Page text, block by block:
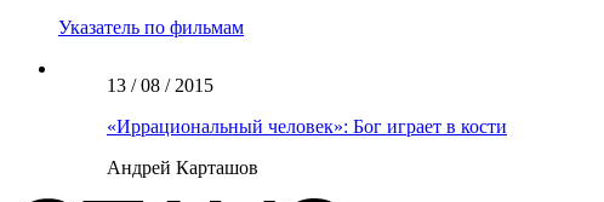
Указатель по фильмам
13 / 08 / 2015
«Иррациональный человек»: Бог играет в кости
Андрей Карташов